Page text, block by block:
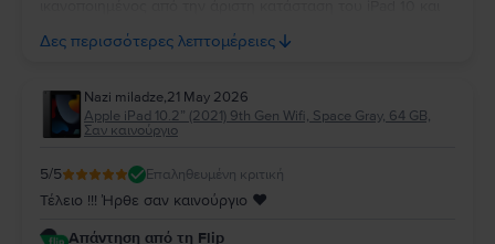
μας να σας εξυπηρετήσουμε ξανά στο μέλλον!
Δες περισσότερες λεπτομέρειες
Nazi miladze,21 May 2026
Apple iPad 10.2” (2021) 9th Gen Wifi, Space Gray, 64 GB,
Σαν καινούργιο
5/5 Επαληθευμένη κριτική
Τέλειο !!! Ήρθε σαν καινούργιο ♥️
Απάντηση από τη Flip